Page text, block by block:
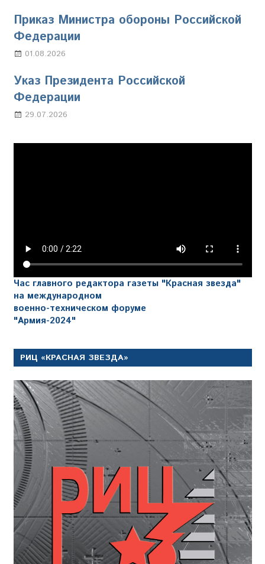
Приказ Министра обороны Российской
Федерации
01.08.2026
Указ Президента Российской
Федерации
29.07.2026
Час главного редактора газеты "Красная звезда"
на международном
военно-техническом форуме
"Армия-2024"
РИЦ «КРАСНАЯ ЗВЕЗДА»